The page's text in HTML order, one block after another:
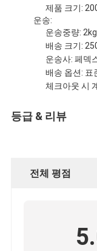
직물 접착 테이프
두 배의 측면 접
PET 접착 테이
제품 크기:
운송:
운송중량: 2kg
배송 크기:
운송사: 페덱
배송 옵션: 표
체크아웃 시
등급 & 리뷰
전체 평점